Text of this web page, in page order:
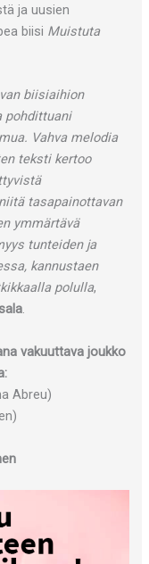
ja uusien
biisi Muistuta
biisiaihion
pohdittuani
Vahva melodia
teksti kertoo
tasapainottavan
ymmärtävä
tunteiden ja
kannustaen
polulla,
.
vakuuttava joukko
Abreu)